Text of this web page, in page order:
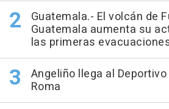
Guatemala.- El volcán de
Guatemala aumenta su
las primeras
Angeliño llega al
Roma